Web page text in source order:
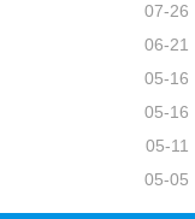
07-26
06-21
05-16
05-16
05-11
05-05